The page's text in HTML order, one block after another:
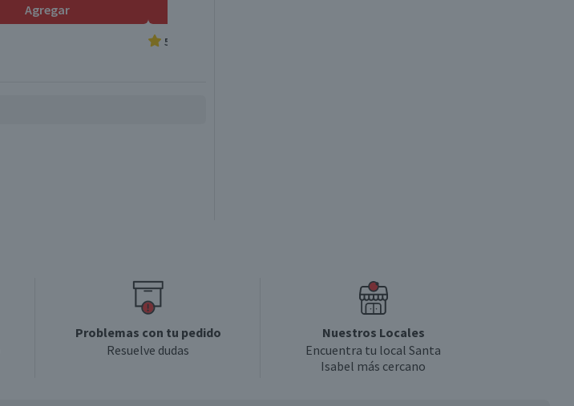
Agregar
5.0
Problemas con tu pedido
Resuelve dudas
Nuestros Locales
Encuentra tu local Santa
Isabel más cercano